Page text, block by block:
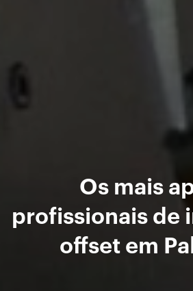
Os mais
profissionais de
offset em